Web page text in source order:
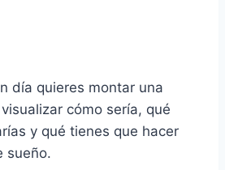
día quieres montar una
cómo sería, qué
y qué tienes que hacer
sueño.